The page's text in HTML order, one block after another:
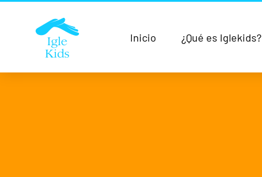
Inicio ¿Qué es Iglekids?